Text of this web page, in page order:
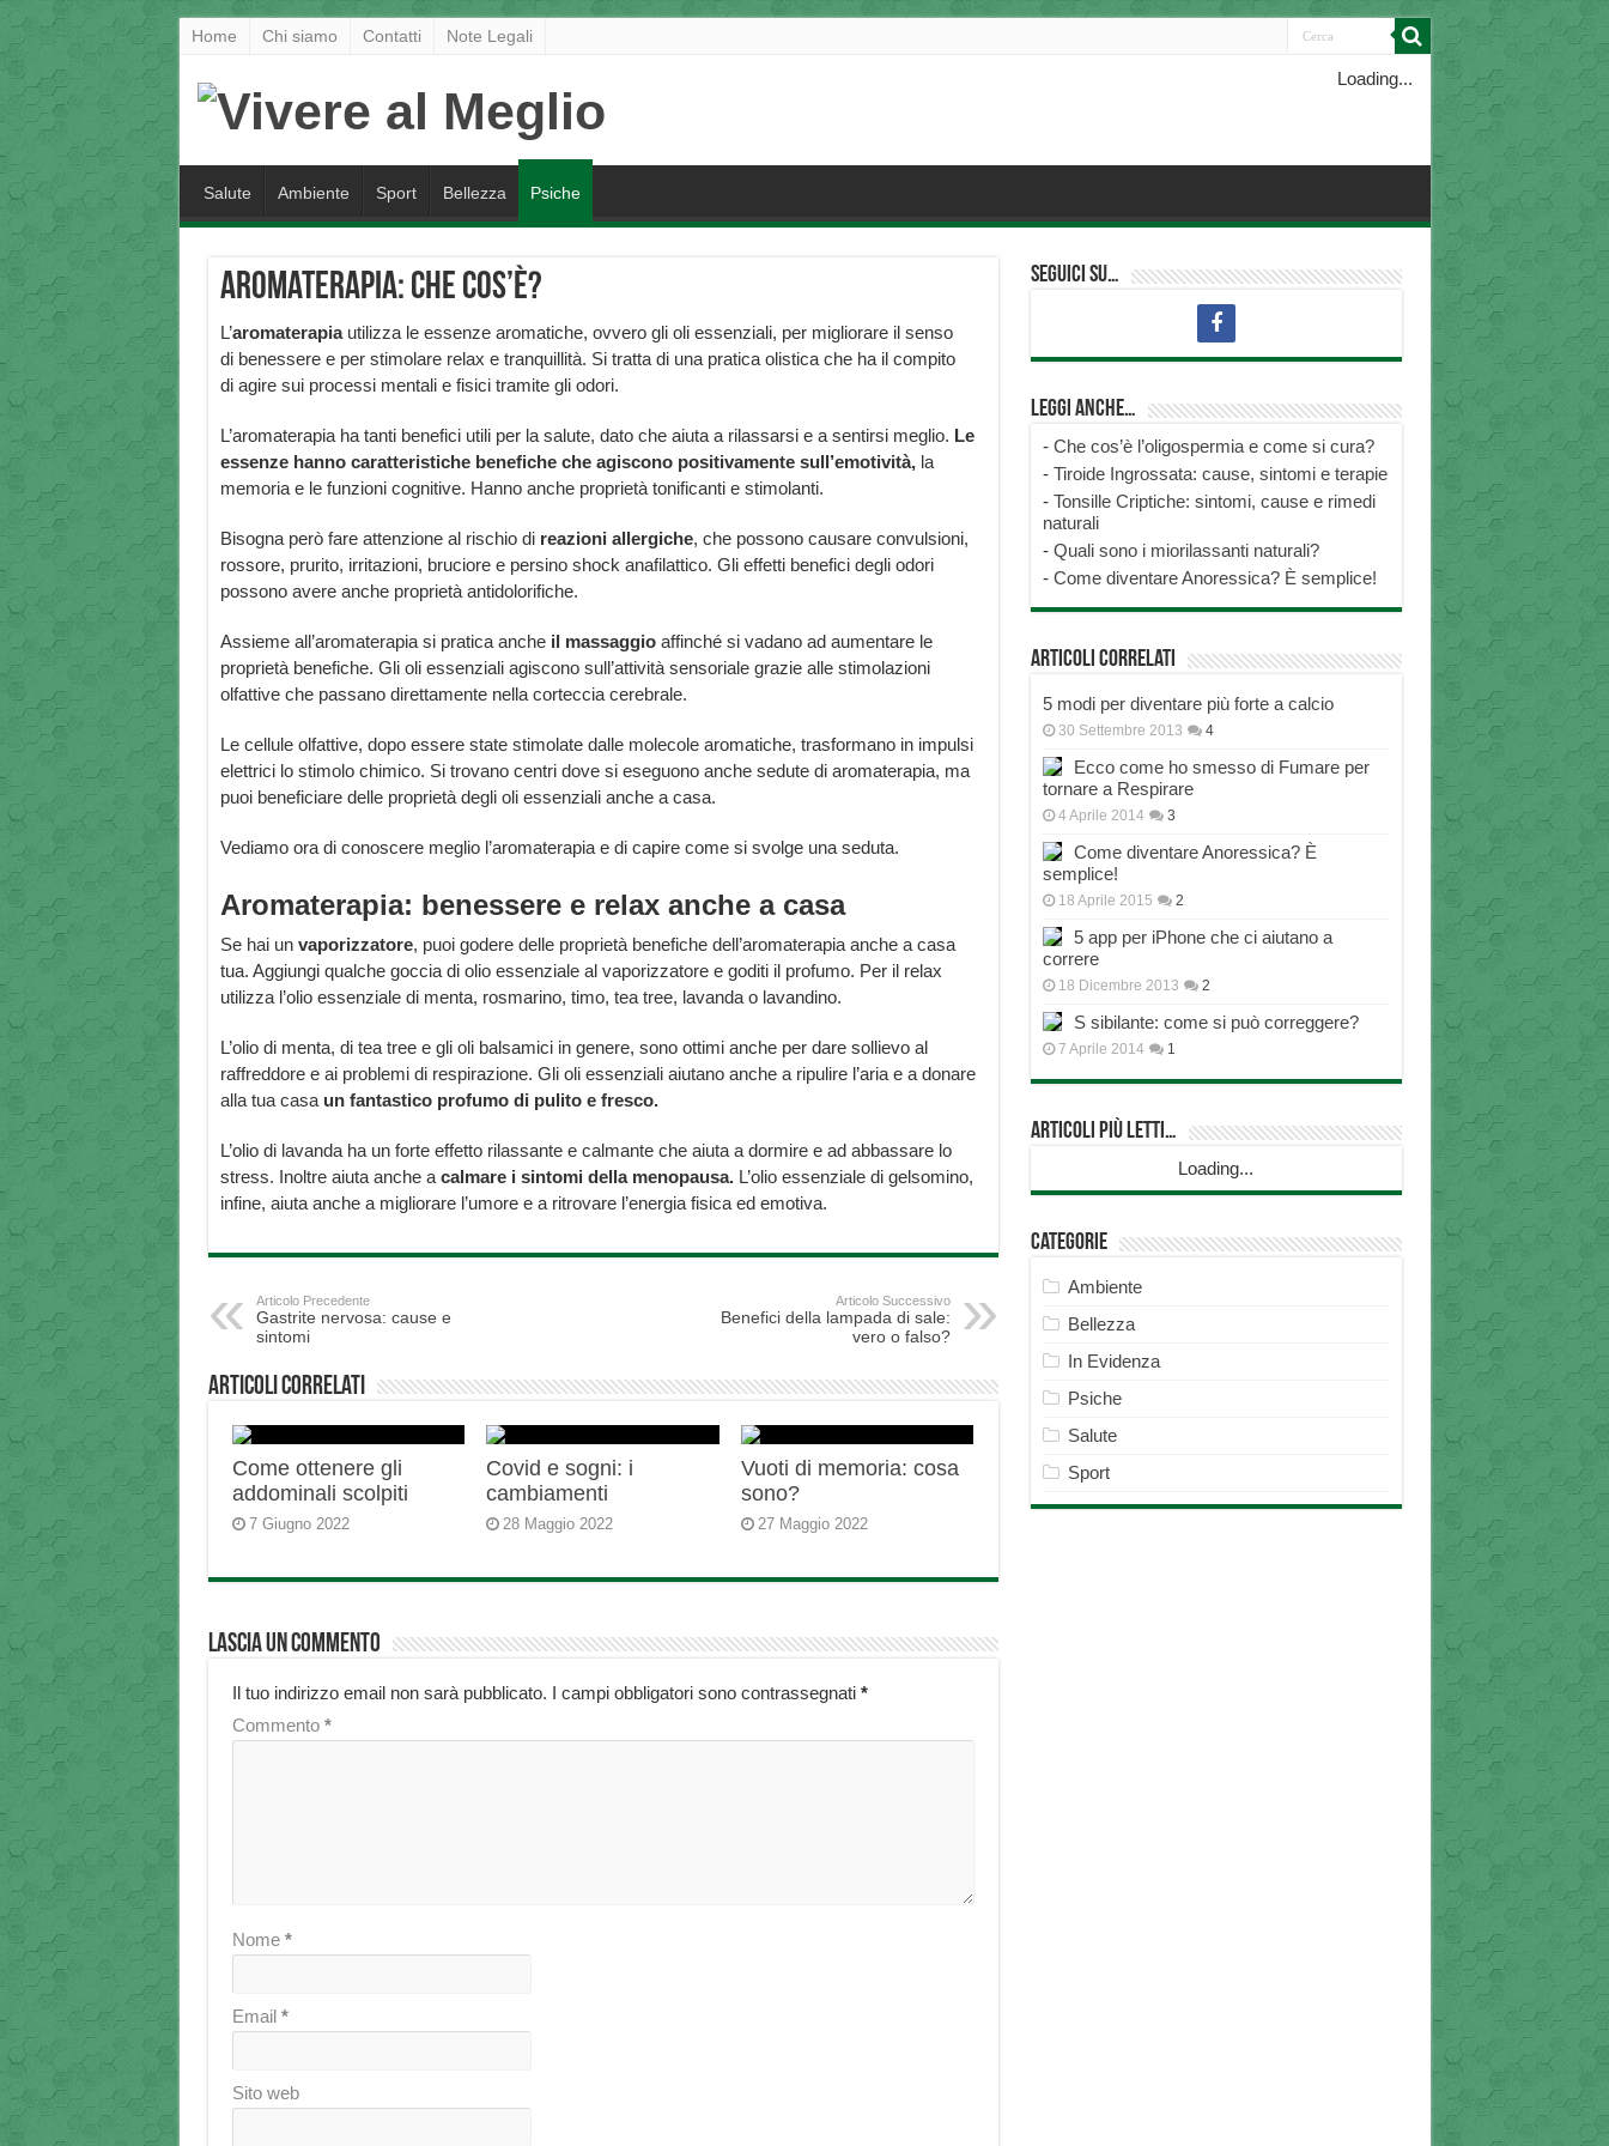
Home Chi siamo Contatti Note Legali
Loading...
Salute Ambiente Sport Bellezza Psiche
Aromaterapia: che cos’è?
L’aromaterapiautilizza le essenze aromatiche, ovvero gli oli essenziali, per migliorare il senso
di benessere e per stimolare relax e tranquillità. Si tratta di una pratica olistica che ha il compito
di agire sui processi mentali e fisici tramite gli odori.
L’aromaterapia ha tanti benefici utili per la salute, dato che aiuta a rilassarsi e a sentirsi meglio. Le
essenze hanno caratteristiche benefiche che agiscono positivamente sull’emotività,la
memoria e le funzioni cognitive. Hanno anche proprietà tonificanti e stimolanti.
Bisogna però fare attenzione al rischio di reazioni allergiche, che possono causare convulsioni,
rossore, prurito, irritazioni, bruciore e persino shock anafilattico. Gli effetti benefici degli odori
possono avere anche proprietà antidolorifiche.
Assieme all’aromaterapia si pratica anche il massaggio affinché si vadano ad aumentare le
proprietà benefiche. Gli oli essenziali agiscono sull’attività sensoriale grazie alle stimolazioni
olfattive che passano direttamente nella corteccia cerebrale.
Le cellule olfattive, dopo essere state stimolate dalle molecole aromatiche, trasformano in impulsi
elettrici lo stimolo chimico. Si trovano centri dove si eseguono anche sedute di aromaterapia, ma
puoi beneficiare delle proprietà degli oli essenziali anche a casa.
Vediamo ora di conoscere meglio l’aromaterapia e di capire come si svolge una seduta.
Aromaterapia: benessere e relax anche a casa
Se hai un vaporizzatore, puoi godere delle proprietà benefiche dell’aromaterapia anche a casa
tua. Aggiungi qualche goccia di olio essenziale al vaporizzatore e goditi il profumo. Per il relax
utilizza l’olio essenziale di menta, rosmarino, timo, tea tree, lavanda o lavandino.
L’olio di menta, di tea tree e gli oli balsamici in genere, sono ottimi anche per dare sollievo al
raffreddore e ai problemi di respirazione. Gli oli essenziali aiutano anche a ripulire l’aria e a donare
alla tua casa un fantastico profumo di pulito e fresco.
L’olio di lavanda ha un forte effetto rilassante e calmante che aiuta a dormire e ad abbassare lo
stress. Inoltre aiuta anche a calmare i sintomi della menopausa. L’olio essenziale di gelsomino,
infine, aiuta anche a migliorare l’umore e a ritrovare l’energia fisica ed emotiva.
Articolo Precedente
Gastrite nervosa: cause e
sintomi
Articolo Successivo
Benefici della lampada di sale:
vero o falso?
Articoli correlati
Come ottenere gli
addominali scolpiti
7 Giugno 2022
Covid e sogni: i
cambiamenti
28 Maggio 2022
Vuoti di memoria: cosa
sono?
27 Maggio 2022
Lascia un commento
Il tuo indirizzo email non sarà pubblicato. I campi obbligatori sono contrassegnati *
Commento *
Nome *
Email *
Sito web
Seguici su…
Leggi anche…
- Che cos’è l’oligospermia e come si cura?
- Tiroide Ingrossata: cause, sintomi e terapie
- Tonsille Criptiche: sintomi, cause e rimedi
naturali
- Quali sono i miorilassanti naturali?
- Come diventare Anoressica? È semplice!
Articoli correlati
5 modi per diventare più forte a calcio
30 Settembre 2013 4
Ecco come ho smesso di Fumare per
tornare a Respirare
4 Aprile 2014 3
Come diventare Anoressica? È
semplice!
18 Aprile 2015 2
5 app per iPhone che ci aiutano a
correre
18 Dicembre 2013 2
S sibilante: come si può correggere?
7 Aprile 2014 1
Articoli più Letti…
Loading...
Categorie
Ambiente
Bellezza
In Evidenza
Psiche
Salute
Sport